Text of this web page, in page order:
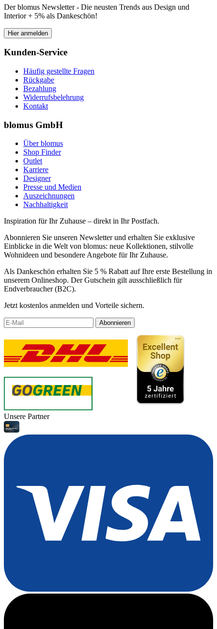
Der blomus Newsletter - Die neusten Trends aus Design und
Interior + 5% als Dankeschön!
Hier anmelden
Kunden-Service
Häufig gestellte Fragen
Rückgabe
Bezahlung
Widerrufsbelehrung
Kontakt
blomus GmbH
Über blomus
Shop Finder
Outlet
Karriere
Designer
Presse und Medien
Auszeichnungen
Nachhaltigkeit
Inspiration für Ihr Zuhause – direkt in Ihr Postfach.
Abonnieren Sie unseren Newsletter und erhalten Sie exklusive
Einblicke in die Welt von blomus: neue Kollektionen, stilvolle
Wohnideen und besondere Angebote für Ihr Zuhause.
Als Dankeschön erhalten Sie 5 % Rabatt auf Ihre erste Bestellung in
unserem Onlineshop. Der Gutschein gilt ausschließlich für
Endverbraucher (B2C).
Jetzt kostenlos anmelden und Vorteile sichern.
Abonnieren
Unsere Partner